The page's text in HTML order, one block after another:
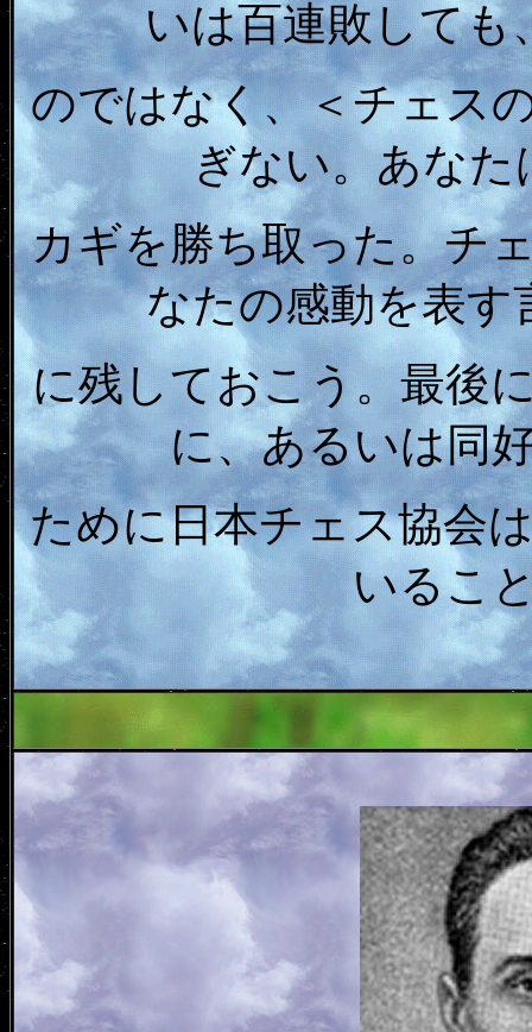
いは百連敗して
のではなく、＜チェス
ぎない。あな
カギを勝ち取った。チ
なたの感動を表す
に残しておこう。最後
に、あるいは同
ために日本チェス協会
いるこ